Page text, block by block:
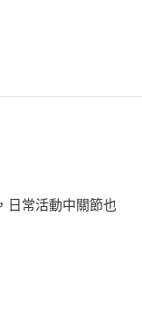
日常活動中關節也